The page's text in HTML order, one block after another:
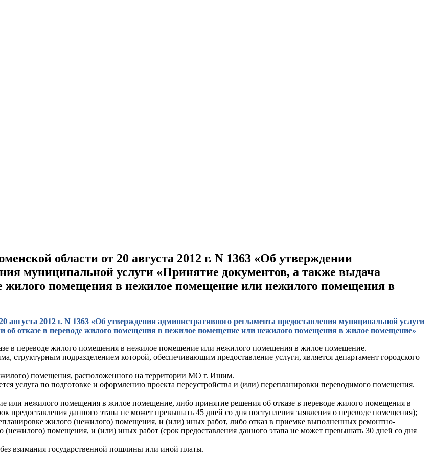
области от 20 августа 2012 г. N 1363 «Об утверждении
муниципальной услуги «Принятие документов, а также выдача
жилого помещения в нежилое помещение или нежилого помещения в
2012 г. N 1363 «Об утверждении административного регламента предоставления муниципальной услуги
об отказе в переводе жилого помещения в нежилое помещение или нежилого помещения в жилое помещение»
в переводе жилого помещения в нежилое помещение или нежилого помещения в жилое помещение.
структурным подразделением которой, обеспечивающим предоставление услуги, является департамент городского
помещения, расположенного на территории МО г. Ишим.
услуга по подготовке и оформлению проекта переустройства и (или) перепланировки переводимого помещения.
нежилого помещения в жилое помещение, либо принятие решения об отказе в переводе жилого помещения в
данного этапа не может превышать 45 дней со дня поступления заявления о переводе помещения);
жилого (нежилого) помещения, и (или) иных работ, либо отказ в приемке выполненных ремонтно-
(нежилого) помещения, и (или) иных работ (срок предоставления данного этапа не может превышать 30 дней со дня
взимания государственной пошлины или иной платы.